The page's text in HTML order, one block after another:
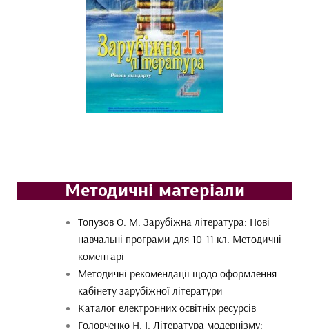
Методичні матеріали
Топузов О. М. Зарубіжна література: Нові
навчальні програми для 10-11 кл. Методичні
коментарі
Методичні рекомендації щодо оформлення
кабінету зарубіжної літератури
Каталог електронних освітніх ресурсів
Головченко Н. І. Література модернізму: